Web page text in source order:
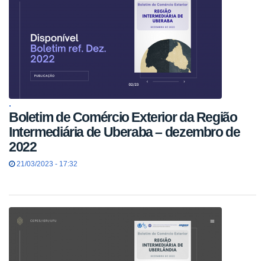
.
Boletim de Comércio Exterior da Região
Intermediária de Uberaba – dezembro de
2022
21/03/2023 - 17:32